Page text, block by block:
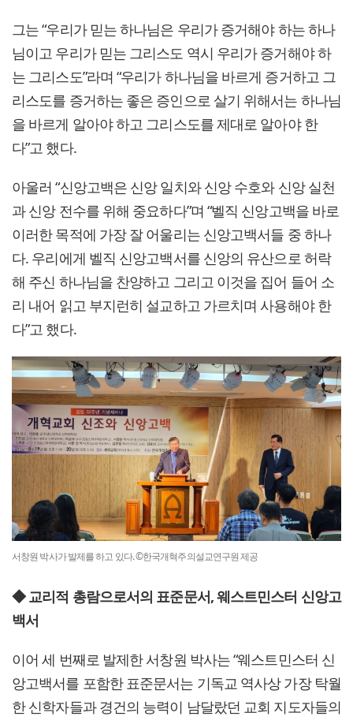
그는 “우리가 믿는 하나님은 우리가 증거해야 하는 하나
님이고 우리가 믿는 그리스도 역시 우리가 증거해야 하
는 그리스도”라며 “우리가 하나님을 바르게 증거하고 그
리스도를 증거하는 좋은 증인으로 살기 위해서는 하나님
을 바르게 알아야 하고 그리스도를 제대로 알아야 한
다”고 했다.
아울러 “신앙고백은 신앙 일치와 신앙 수호와 신앙 실천
과 신앙 전수를 위해 중요하다”며 “벨직 신앙고백을 바로
이러한 목적에 가장 잘 어울리는 신앙고백서들 중 하나
다. 우리에게 벨직 신앙고백서를 신앙의 유산으로 허락
해 주신 하나님을 찬양하고 그리고 이것을 집어 들어 소
리 내어 읽고 부지런히 설교하고 가르치며 사용해야 한
다”고 했다.
서창원 박사가 발제를 하고 있다. ©한국개혁주의설교연구원 제공
◆ 교리적 총람으로서의 표준문서, 웨스트민스터 신앙고
백서
이어 세 번째로 발제한 서창원 박사는 “웨스트민스터 신
앙고백서를 포함한 표준문서는 기독교 역사상 가장 탁월
한 신학자들과 경건의 능력이 남달랐던 교회 지도자들의